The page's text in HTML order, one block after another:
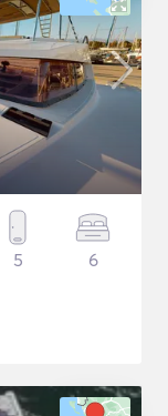
5 6